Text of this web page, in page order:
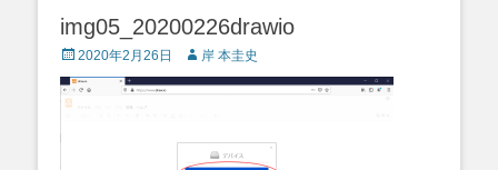
img05_20200226drawio
Posted
on
2020年2月26日 Author
岸 本圭史